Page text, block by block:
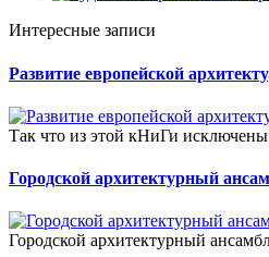
Интересные записи
Развитие европейской
Так что из этой кНиГи
Городской архитектурный
Городской архитектурный